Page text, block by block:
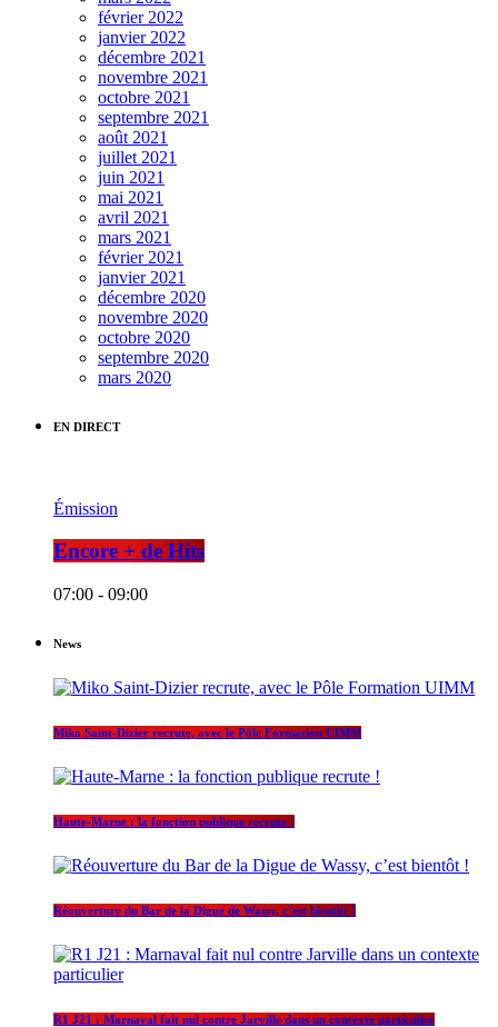
février 2022
janvier 2022
décembre 2021
novembre 2021
octobre 2021
septembre 2021
août 2021
juillet 2021
juin 2021
mai 2021
avril 2021
mars 2021
février 2021
janvier 2021
décembre 2020
novembre 2020
octobre 2020
septembre 2020
mars 2020
EN DIRECT
Émission
Encore + de Hits
07:00 - 09:00
News
Miko Saint-Dizier recrute, avec le Pôle Formation UIMM
Haute-Marne : la fonction publique recrute !
Réouverture du Bar de la Digue de Wassy, c’est bientôt !
R1 J21 : Marnaval fait nul contre Jarville dans un contexte particulier